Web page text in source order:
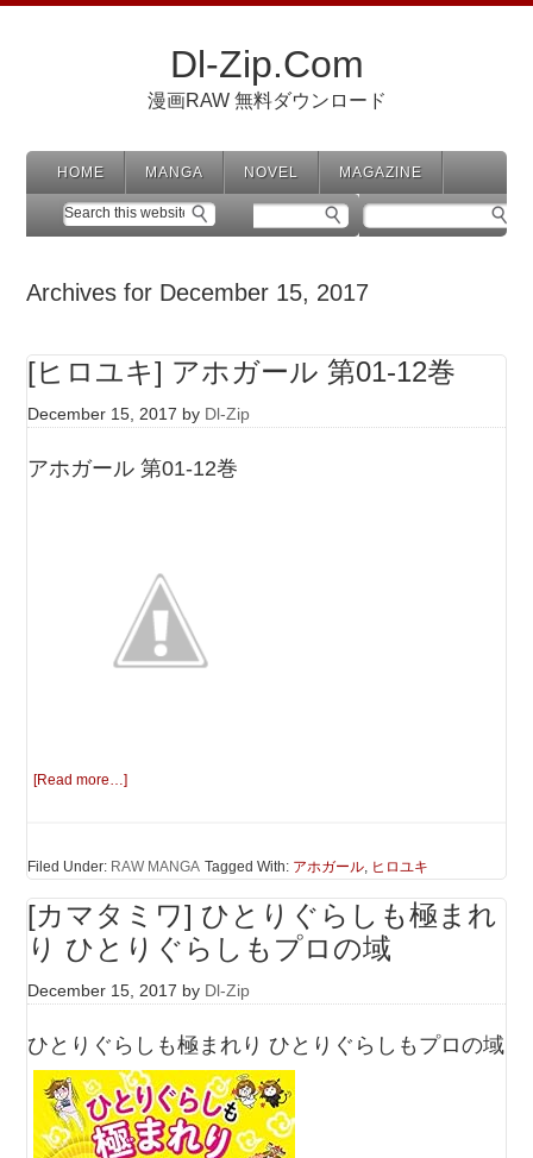
Dl-Zip.Com
漫画RAW 無料ダウンロード
HOME MANGA NOVEL MAGAZINE
Archives for December 15, 2017
[ヒロユキ] アホガール 第01-12巻
December 15, 2017 by Dl-Zip
アホガール 第01-12巻
[Read more…]
Filed Under: RAW MANGA Tagged With: アホガール, ヒロユキ
[カマタミワ] ひとりぐらしも極まれ
り ひとりぐらしもプロの域
December 15, 2017 by Dl-Zip
ひとりぐらしも極まれり ひとりぐらしもプロの域